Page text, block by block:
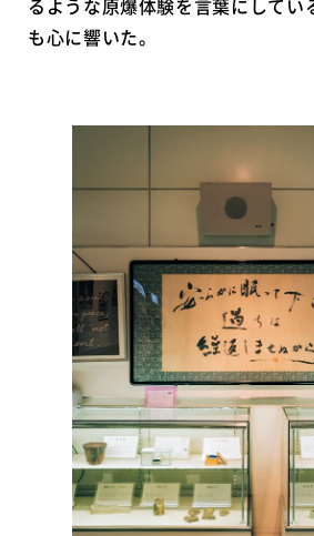
るような原爆体験を言葉にしてい
も心に響いた。